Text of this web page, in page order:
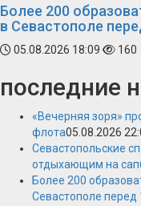
Более 200
в Севастополе
05.08.2026 18:09 160
последние
«Вечерняя зоря»
флота05.08.2026
Севастопольские
отдыхающим на
Более 200
Севастополе перед